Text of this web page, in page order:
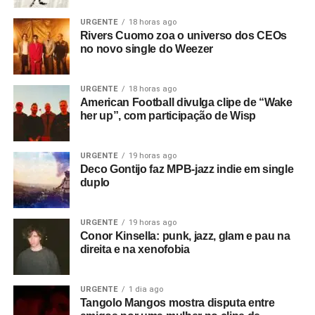
entre Kurt Cobain e Suzanne Vega, com uma letra que
fala de estranhas presenças opressoras e memórias
tristes. No final,Happiness is a placesoa como uma
oração lisérgica, um som com clima bem mais próximo do
britpop e de bandas como Ride.
Gostou do texto? Seu apoio mantém o Pop
Fantasma funcionando todo dia.Apoie aqui.
newslettere receba nossos posts direto no e-
mail.
URGENTE 18 horas ago
Rivers Cuomo zoa o universo dos CEOs
no novo single do Weezer
URGENTE 18 horas ago
American Football divulga clipe de “Wake
her up”, com participação de Wisp
URGENTE 19 horas ago
Deco Gontijo faz MPB-jazz indie em single
duplo
URGENTE 19 horas ago
Conor Kinsella: punk, jazz, glam e pau na
direita e na xenofobia
URGENTE 1 dia ago
Tangolo Mangos mostra disputa entre